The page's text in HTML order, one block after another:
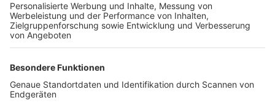
TOP-PARTNER